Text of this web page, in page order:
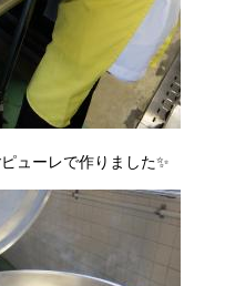
ューレで作りました✨